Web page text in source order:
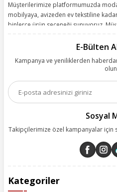
Müşterilerimize platformumuzda
mobilyaya, avizeden ev tekstiline
binlerce ürün seçeneği sunuyoruz.
kolay, kusursuz ve keyifli bir alışveriş
olanakları sunuyoruz.
esas alarak yürütüyoruz.
E-Bülten
Kampanya ve yeniliklerden
Sosyal
Takipçilerimize özel kampanyalar
Kategoriler